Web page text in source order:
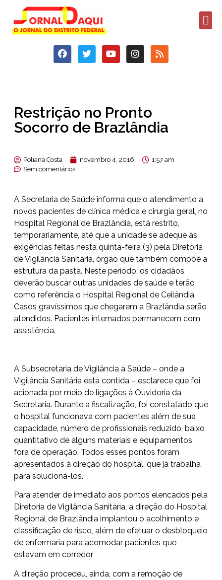
Restrição no Pronto
Socorro de Brazlândia
Poliana Costa novembro 4, 2016
1:57 am
Sem comentários
A Secretaria de Saúde informa que o atendimento a
novos pacientes de clínica médica e cirurgia geral, no
Hospital Regional de Brazlândia, está restrito,
temporariamente, até que a unidade se adeque às
exigências feitas nesta quinta-feira (3) pela Diretoria
de Vigilância Sanitária, órgão que também compõe a
estrutura da pasta. Neste período, os cidadãos
deverão buscar outras unidades de saúde e terão
como referência o Hospital Regional de Ceilândia.
Casos gravíssimos que chegarem a Brazlândia serão
atendidos. Pacientes internados permanecem com
assistência.
A Subsecretaria de Vigilância à Saúde – onde a
Vigilância Sanitária está contida – esclarece que foi
acionada por meio de ligações à Ouvidoria da
Secretaria. Durante a fiscalização, foi constatado que
o hospital funcionava com pacientes além de sua
capacidade, número de profissionais reduzido, baixo
quantitativo de alguns materiais e equipamentos
fora de operação. Todos esses pontos foram
apresentados à direção do hospital, que já trabalha
para solucioná-los.
Para atender de imediato aos pontos elencados pela
Diretoria de Vigilância Sanitária, a direção do Hospital
Regional de Brazlândia implantou o acolhimento e
classificação de risco, além de efetuar o desbloqueio
de enfermaria para acomodar pacientes que
estavam em corredor
A direção procedeu, ainda, com a remoção de